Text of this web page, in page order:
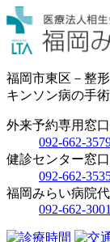
福岡市東区－整
キンソン病の手
外来予約専用窓口
092-662-
健診センター窓口
092-662-
福岡みらい病院
092-662-3001